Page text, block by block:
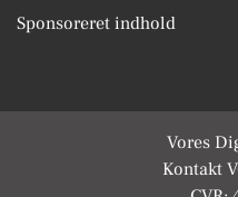
Sponsoreret indhold
Vores
Kontakt